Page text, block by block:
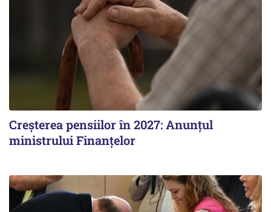
Creșterea pensiilor în 2027: Anunțul
ministrului Finanțelor